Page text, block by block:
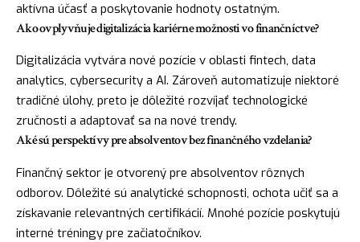
aktívna účasť a poskytovanie hodnoty ostatným.
Ako ovplyvňuje digitalizácia kariérne možnosti vo finančníctve?
Digitalizácia vytvára nové pozície v oblasti fintech, data
analytics, cybersecurity a AI. Zároveň automatizuje niektoré
tradičné úlohy, preto je dôležité rozvíjať technologické
zručnosti a adaptovať sa na nové trendy.
Aké sú perspektívy pre absolventov bez finančného vzdelania?
Finančný sektor je otvorený pre absolventov rôznych
odborov. Dôležité sú analytické schopnosti, ochota učiť sa a
získavanie relevantných certifikácií. Mnohé pozície poskytujú
interné tréningy pre začiatočníkov.